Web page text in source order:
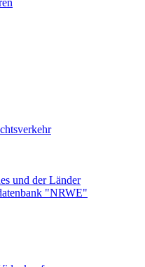
und der Länder
"NRWE"